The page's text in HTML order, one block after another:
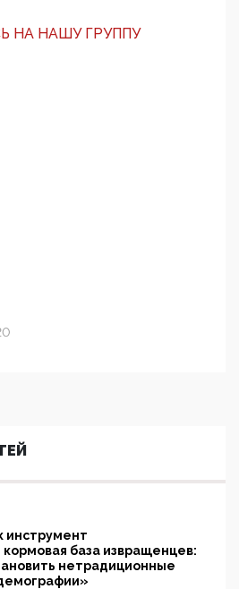
НА НАШУ ГРУППУ
инструмент
кормовая база извращенцев:
нетрадиционные